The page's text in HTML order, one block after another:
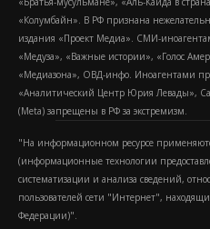
«Колумбайн». В РФ признана
издания «Проект Медиа». СМИ-
«Медуза», «Важные истории», «Голос
«Медиазона», ОВД-инфо. Иноагентами
«Аналитический Центр Юрия Левады»,
(Metа) запрещены в РФ за экстремизм.
"На информационном ресурсе
(информационные технологии
систематизации и анализа сведений,
пользователей сети "Интернет",
Федерации)".